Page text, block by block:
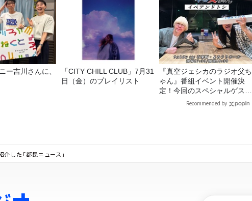
ー吉川さんに、
「CITY CHILL CLUB」7月31
日（金）のプレイリスト
『真空ジェシカのラジオ父ち
ゃん』番組イベント開催決
定！今回のスペシャルゲスト
は、タカアンドトシ！
Recommended by
介した「都民ニュース」